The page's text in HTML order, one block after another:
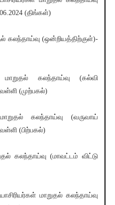
(திங்கள்)
கலந்தாய்வு (ஒன்றியத்திற்குள்)-
மாறுதல் கலந்தாய்வு (கல்வி
(முற்பகல்)
கலந்தாய்வு (வருவாய்
(பிற்பகல்)
கலந்தாய்வு (மாவட்டம் விட்டு
மாறுதல் கலந்தாய்வு